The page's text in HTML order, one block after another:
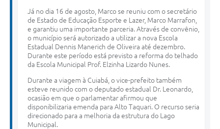
Já no dia 16 de agosto, Marco se reuniu com o secretário
de Estado de Educação Esporte e Lazer, Marco Marrafon,
e garantiu uma importante parceria. Através de convênio,
o município será autorizado a utilizar a nova Escola
Estadual Dennis Manerich de Oliveira até dezembro.
Durante este período está previsto a reforma do telhado
da Escola Municipal Prof. Elzinha Lizardo Nunes.
Durante a viagem à Cuiabá, o vice-prefeito também
esteve reunido com o deputado estadual Dr. Leonardo,
ocasião em que o parlamentar afirmou que
disponibilizaria emenda para Alto Taquari. O recurso seria
direcionado para a melhoria da estrutura do Lago
Municipal.